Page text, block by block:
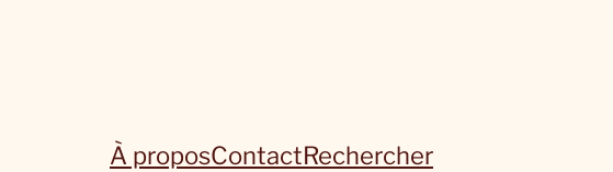
À proposContactRechercher